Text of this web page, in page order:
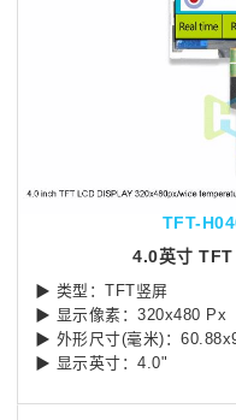
TFT-
4.0英寸 TFT
▶ 类型：TFT竖屏
▶ 显示像素：320x480 Px
▶ 外形尺寸(毫米)：
▶ 显示英寸：4.0"